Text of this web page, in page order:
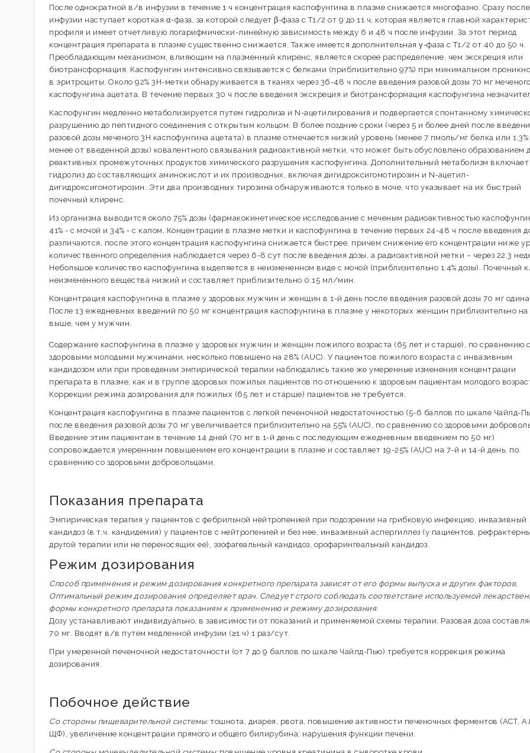
После однократной в/в инфузии в течение 1 ч концентрация каспофунгина в плазме снижается многофазно. Сразу после
инфузии наступает короткая α-фаза, за которой следует β-фаза с Т1/2 от 9 до 11 ч, которая является главной
профиля и имеет отчетливую логарифмически-линейную зависимость между 6 и 48 ч после инфузии. За этот период
концентрация препарата в плазме существенно снижается. Также имеется дополнительная γ-фаза с Т1/2 от 40 до 50 ч.
Преобладающим механизмом, влияющим на плазменный клиренс, является скорее распределение, чем экскреция или
биотрансформация. Каспофунгин интенсивно связывается с белками (приблизительно 97%) при минимальном
в эритроциты. Около 92% 3H-метки обнаруживается в тканях через 36-48 ч после введения разовой дозы 70 мг
каспофунгина ацетата. В течение первых 30 ч после введения экскреция и биотрансформация каспофунгина
Каспофунгин медленно метаболизируется путем гидролиза и N-ацетилирования и подвергается спонтанному
разрушению до пептидного соединения с открытым кольцом. В более поздние сроки (через 5 и более дней после
разовой дозы меченого 3H каспофунгина ацетата) в плазме отмечается низкий уровень (менее 7 пмоль/мг белка или
менее от введенной дозы) ковалентного связывания радиоактивной метки, что может быть обусловлено образованием
реактивных промежуточных продуктов химического разрушения каспофунгина. Дополнительный метаболизм включает
гидролиз до составляющих аминокислот и их производных, включая дигидроксигомотирозин и N-ацетил-
дигидроксигомотирозин. Эти два производных тирозина обнаруживаются только в моче, что указывает на их быстрый
почечный клиренс.
Из организма выводится около 75% дозы (фармакокинетическое исследование с меченым радиоактивностью
41% - с мочой и 34% - с калом. Концентрации в плазме метки и каспофунгина в течение первых 24-48 ч после введения
различаются, после этого концентрация каспофунгина снижается быстрее, причем снижение его концентрации ниже
количественного определения наблюдается через 6-8 сут после введения дозы, а радиоактивной метки – через 22.3
Небольшое количество каспофунгина выделяется в неизмененном виде с мочой (приблизительно 1.4% дозы). Почечный
неизмененного вещества низкий и составляет приблизительно 0.15 мл/мин.
Концентрация каспофунгина в плазме у здоровых мужчин и женщин в 1-й день после введения разовой дозы 70 мг
После 13 ежедневных введений по 50 мг концентрация каспофунгина в плазме у некоторых женщин приблизительно на
выше, чем у мужчин.
Содержание каспофунгина в плазме у здоровых мужчин и женщин пожилого возраста (65 лет и старше), по сравнению
здоровыми молодыми мужчинами, несколько повышено на 28% (AUC). У пациентов пожилого возраста c инвазивным
кандидозом или при проведении эмпирической терапии наблюдались такие же умеренные изменения концентрации
препарата в плазме, как и в группе здоровых пожилых пациентов по отношению к здоровым пациентам молодого
Коррекции режима дозирования для пожилых (65 лет и старше) пациентов не требуется.
Концентрация каспофунгина в плазме пациентов с легкой печеночной недостаточностью (5-6 баллов по шкале Чайлд-
после введения разовой дозы 70 мг увеличивается приблизительно на 55% (AUC), по сравнению со здоровыми
Введение этим пациентам в течение 14 дней (70 мг в 1-й день с последующим ежедневным введением по 50 мг)
сопровождается умеренным повышением его концентрации в плазме и составляет 19-25% (AUC) на 7-й и 14-й день, по
сравнению со здоровыми добровольцами.
Показания препарата
Эмпирическая терапия у пациентов с фебрильной нейтропенией при подозрении на грибковую инфекцию, инвазивный
кандидоз (в т.ч. кандидемия) у пациентов с нейтропенией и без нее, инвазивный аспергиллез (у пациентов,
другой терапии или не переносящих ее), эзофагеальный кандидоз, орофарингеальный кандидоз.
Режим дозирования
Способ применения и режим дозирования конкретного препарата зависят от его формы выпуска и других факторов.
Оптимальный режим дозирования определяет врач. Следует строго соблюдать соответствие используемой
формы конкретного препарата показаниям к применению и режиму дозирования.
Дозу устанавливают индивидуально, в зависимости от показаний и применяемой схемы терапии. Разовая доза
70 мг. Вводят в/в путем медленной инфузии (≥1 ч) 1 раз/сут.
При умеренной печеночной недостаточности (от 7 до 9 баллов по шкале Чайлд-Пью) требуется коррекция режима
дозирования.
Побочное действие
Со стороны пищеварительной системы:тошнота, диарея, рвота, повышение активности печеночных ферментов (АСТ,
ЩФ), увеличение концентрации прямого и общего билирубина; нарушения функции печени.